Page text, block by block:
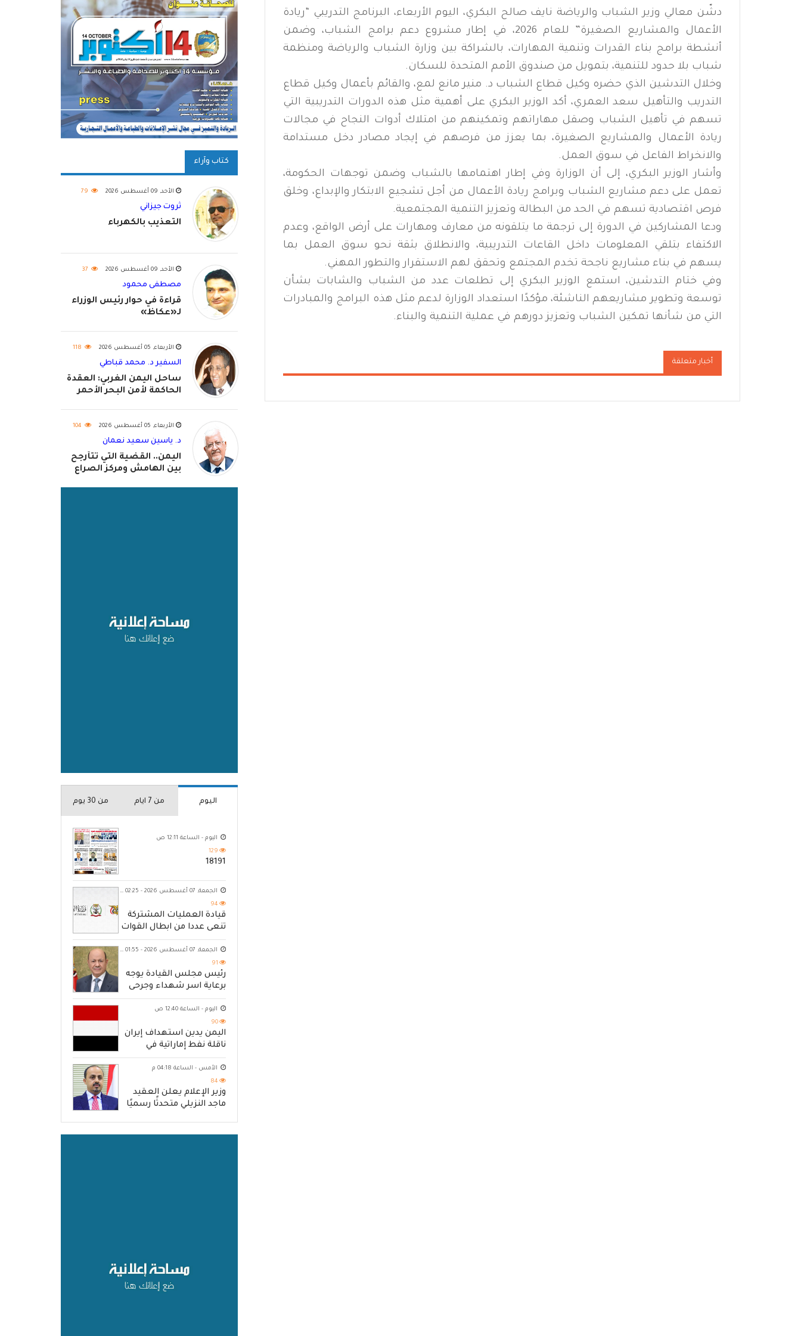
دشّن معالي وزير الشباب والرياضة نايف صالح البكري، اليوم الأربعاء، البرنامج التدريبي “ريادة
الأعمال والمشاريع الصغيرة” للعام 2026، في إطار مشروع دعم برامج الشباب، وضمن
أنشطة برامج بناء القدرات وتنمية المهارات، بالشراكة بين وزارة الشباب والرياضة ومنظمة
شباب بلا حدود للتنمية، بتمويل من صندوق الأمم المتحدة للسكان.
وخلال التدشين الذي حضره وكيل قطاع الشباب د. منير مانع لمع، والقائم بأعمال وكيل قطاع
التدريب والتأهيل سعد العمري، أكد الوزير البكري على أهمية مثل هذه الدورات التدريبية التي
تسهم في تأهيل الشباب وصقل مهاراتهم وتمكينهم من امتلاك أدوات النجاح في مجالات
ريادة الأعمال والمشاريع الصغيرة، بما يعزز من فرصهم في إيجاد مصادر دخل مستدامة
والانخراط الفاعل في سوق العمل.
وأشار الوزير البكري، إلى أن الوزارة وفي إطار اهتمامها بالشباب وضمن توجهات الحكومة،
تعمل على دعم مشاريع الشباب وبرامج ريادة الأعمال من أجل تشجيع الابتكار والإبداع، وخلق
فرص اقتصادية تسهم في الحد من البطالة وتعزيز التنمية المجتمعية.
ودعا المشاركين في الدورة إلى ترجمة ما يتلقونه من معارف ومهارات على أرض الواقع، وعدم
الاكتفاء بتلقي المعلومات داخل القاعات التدريبية، والانطلاق بثقة نحو سوق العمل بما
يسهم في بناء مشاريع ناجحة تخدم المجتمع وتحقق لهم الاستقرار والتطور المهني.
وفي ختام التدشين، استمع الوزير البكري إلى تطلعات عدد من الشباب والشابات بشأن
توسعة وتطوير مشاريعهم الناشئة، مؤكدًا استعداد الوزارة لدعم مثل هذه البرامج والمبادرات
التي من شأنها تمكين الشباب وتعزيز دورهم في عملية التنمية والبناء.
أخبار متعلقة
كتاب وآراء
الأحد, 09 أغسطس 2026 79
ثروت جيزاني
التعذيب بالكهرباء
الأحد, 09 أغسطس 2026 37
مصطفى محمود
قراءة في حوار رئيس الوزراء
لـ«عكاظ»
الأربعاء, 05 أغسطس 2026 118
السفير د. محمد قباطي
ساحل اليمن الغربي: العقدة
الحاكمة لأمن البحر الأحمر
الأربعاء, 05 أغسطس 2026 104
د. ياسين سعيد نعمان
اليمن.. القضية التي تتأرجح
بين الهامش ومركز الصراع
اليوم من 7 ايام من 30 يوم
اليوم - الساعة 12:11 ص
129
18191
الجمعة, 07 أغسطس 2026 - 02:25 ص
94
قيادة العمليات المشتركة
تنعى عددا من ابطال القوات
المسلحة
الجمعة, 07 أغسطس 2026 - 01:55 ص
91
رئيس مجلس القيادة يوجه
برعاية اسر شهداء وجرحى
الهجوم الإرهابي الحوثي والرد
الحازم على مصدر التهديد
اليوم - الساعة 12:40 ص
90
اليمن يدين استهداف إيران
ناقلة نفط إماراتية في
مضيق هرمز
الأمس - الساعة 04:18 م
84
وزير الإعلام يعلن العقيد
ماجد النزيلي متحدثًا رسميًا